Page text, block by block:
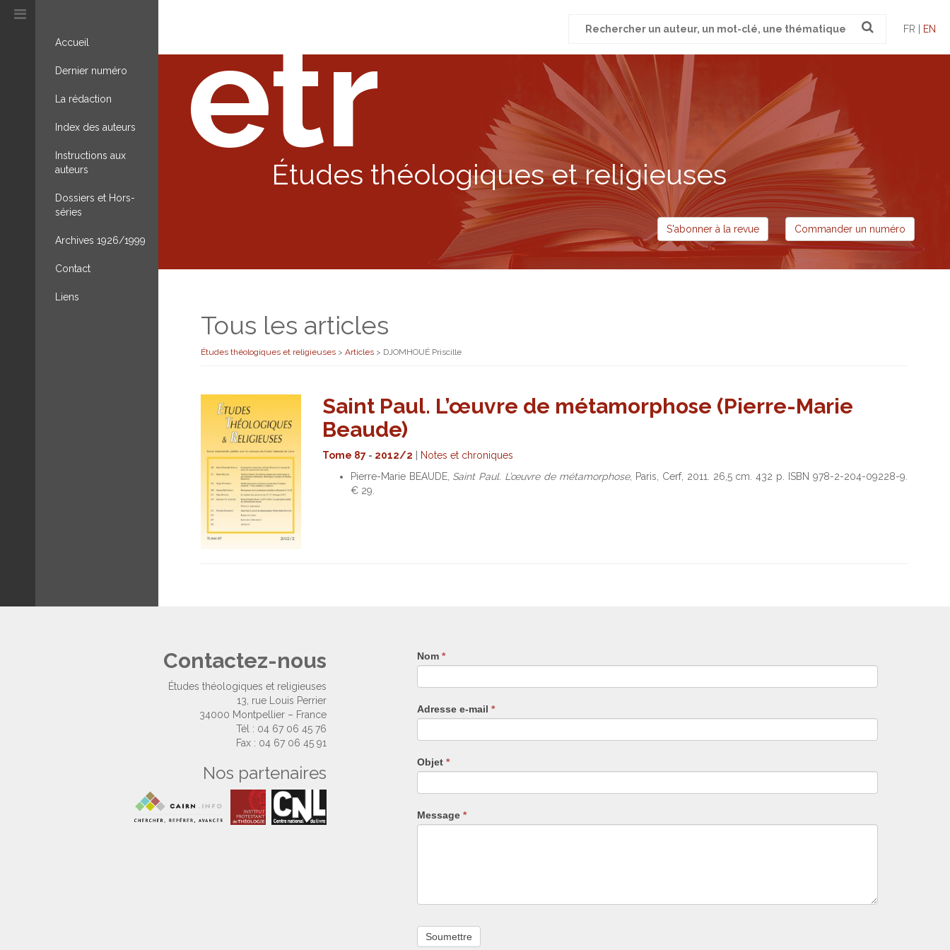
Accueil
Dernier numéro
La rédaction
Index des auteurs
Instructions aux
auteurs
Dossiers et Hors-
séries
Archives 1926/1999
Contact
Liens
pour
FR | EN
etr
Études théologiques et religieuses
S'abonner à la revue Commander un numéro
Tous les articles
Études théologiques et religieuses > Articles > DJOMHOUÉ Priscille
Saint Paul. L’œuvre de métamorphose (Pierre-Marie
Beaude)
Tome 87- 2012/2
Notes et chroniques
Pierre-Marie BEAUDE, Saint Paul. L’œuvre de métamorphose, Paris, Cerf, 2011. 26,5 cm. 432 p. ISBN 978-2-204-09228-9.
€ 29.
Contactez-nous
Études théologiques et religieuses
13, rue Louis Perrier
34000 Montpellier – France
Tél : 04 67 06 45 76
Fax : 04 67 06 45 91
Nos partenaires
Nom *
Adresse e-mail *
Objet *
Message *
Si
vous
êtes
humain,
remplissez
ce